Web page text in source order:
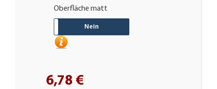
Oberfläche matt
Nein
6,78 €